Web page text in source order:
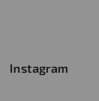
Instagram